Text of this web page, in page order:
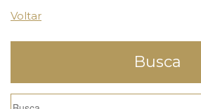
Voltar
Busca